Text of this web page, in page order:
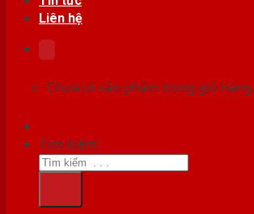
Liên hệ
Chưa có sản phẩm trong giỏ hàng.
Tìm kiếm: